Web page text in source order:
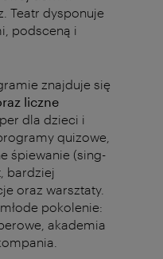
Teatr dysponuje
podsceną i
znajduje się
liczne
dla dzieci i
quizowe,
śpiewanie (sing-
bardziej
oraz warsztaty.
pokolenie:
akademia